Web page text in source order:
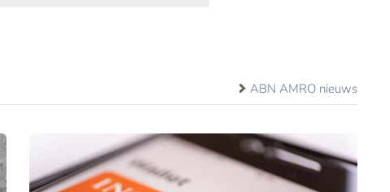
ABN AMRO nieuws